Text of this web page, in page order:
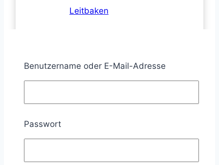
Leitbaken
Seitlicher Sicherheitsabstand
zum fließenden Verkehr
Benutzername oder E-Mail-Adresse
Passwort